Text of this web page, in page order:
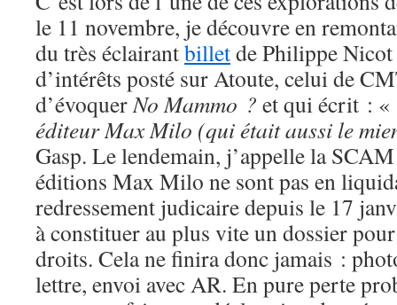
le 11 novembre, je découvre en
du très éclairantbilletde Philippe
d’intérêts posté sur Atoute, celui de
d’évoquerNo Mammo ? et qui écrit : «
éditeur Max Milo (qui était aussi le
Gasp. Le lendemain, j’appelle la
éditions Max Milo ne sont pas en
redressement judicaire depuis le 17
à constituer au plus vite un dossier
droits. Cela ne finira donc jamais :
lettre, envoi avec AR. En pure perte